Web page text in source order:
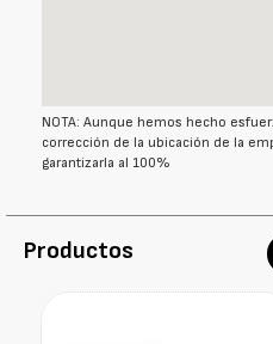
NOTA: Aunque hemos hecho
corrección de la ubicación de la
garantizarla al 100%
Productos